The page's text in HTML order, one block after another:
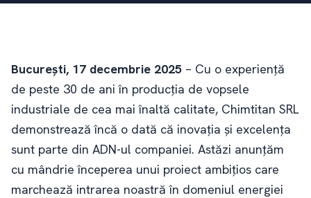
București, 17 decembrie 2025 – Cu o experiență
de peste 30 de ani în producția de vopsele
industriale de cea mai înaltă calitate, Chimtitan SRL
demonstrează încă o dată că inovația și excelența
sunt parte din ADN-ul companiei. Astăzi anunțăm
cu mândrie începerea unui proiect ambițios care
marchează intrarea noastră în domeniul energiei